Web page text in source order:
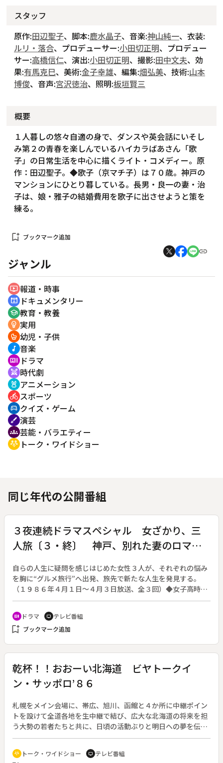
スタッフ
原作:田辺聖子、脚本:鹿水晶子、音楽:神山純一、衣装:
ルリ・落合、プロデューサー:小田切正明、プロデュー
サー:高橋信仁、演出:小田切正明、撮影:田中文夫、効
果:有馬克巳、美術:金子幸雄、編集:畑弘美、技術:山本
博俊、音声:宮沢徳治、照明:板垣賢三
概要
１人暮しの悠々自適の身で、ダンスや英会話にいそし
み第２の青春を楽しんでいるハイカラばあさん「歌
子」の日常生活を中心に描くライト・コメディー。原
作：田辺聖子。◆歌子（京マチ子）は７０歳。神戸の
マンションにひとり暮している。長男・良一の妻・治
子は、娘・雅子の結婚費用を歌子に出させようと策を
練る。
bookmark_add ブックマーク追加
ジャンル
ondemand_video 報道・時事
cinematic_blur ドキュメンタリー
school 教育・教養
emoji_objects 実用
crib 幼児・子供
music_note 音楽
recent_actors ドラマ
swords 時代劇
cruelty_free アニメーション
directions_bike スポーツ
sports_esports クイズ・ゲーム
brush 演芸
groups 芸能・バラエティー
adaptive_audio_mic トーク・ワイドショー
同じ年代の公開番組
３夜連続ドラマスペシャル 女ざかり、三
人旅〔３・終〕 神戸、別れた妻のロマン
自らの人生に疑問を感じはじめた女性３人が、それぞれの悩み
を胸に“グルメ旅行”へ出発、旅先で新たな人生を発見する。
（１９８６年４月１日～４月３日放送、全３回）◆女子高時代
の先輩・みつ江（酒井和歌子）に誘われて、先輩の栄子（香山
美子）ともども３人旅に出た百合（岡江久美子）は離婚して１
年半。別れた夫は姫路で家業のそうめん製造業を継いだ。九州
から神戸へ向かう途中、前夫に会ってみたくなった百合は強引
recent_actors ドラマ tv テレビ番組
bookmark_add ブックマーク追加
乾杯！！おおーい北海道 ビヤトークイ
ン・サッポロ’８６
札幌をメイン会場に、帯広、旭川、函館と４か所に中継ポイン
トを設けて全道各地を生中継で結び、広大な北海道の将来を担
う大勢の若者たちと共に、日頃の活動ぶりと明日への夢を伝え
る。◆雄大にして厳しい北海道の大地には、先人たちの数多く
の夢が育まれ、たゆまざる挑戦がなされてきた。いまも新技術
と自然との調和をベースに、いくつものビッグプロジェクトが
adaptive_audio_mic トーク・ワイドショー tv テレビ番組